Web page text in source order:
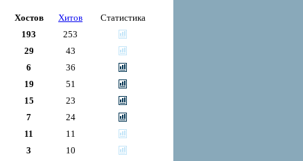
Хостов Хитов
Статистика
193
253
29
43
6
36
19
51
15
23
7
24
11
11
3
10